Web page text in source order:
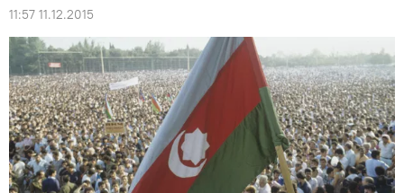
11:57 11.12.2015